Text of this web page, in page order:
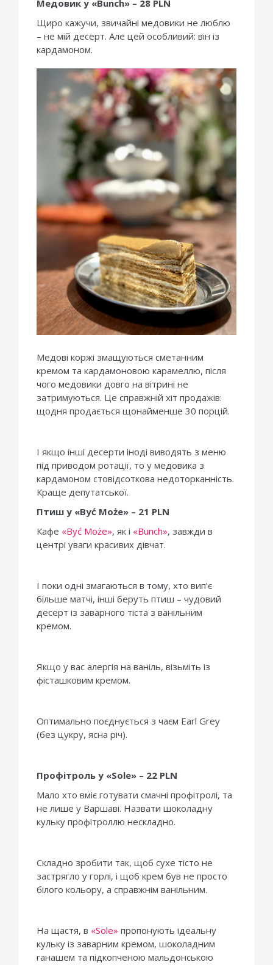
Медовик у «Bunch» – 28 PLN
Щиро кажучи, звичайні медовики не люблю
– не мій десерт. Але цей особливий: він із
кардамоном.
Медові коржі змащуються сметанним
кремом та кардамоновою карамеллю, після
чого медовики довго на вітрині не
затримуються. Це справжній хіт продажів:
щодня продається щонайменше 30 порцій.
І якщо інші десерти іноді виводять з меню
під приводом ротації, то у медовика з
кардамоном стовідсоткова недоторканність.
Краще депутатської.
Птиш у «Być Może» – 21 PLN
Кафе «Być Może», як і «Bunch», завжди в
центрі уваги красивих дівчат.
І поки одні змагаються в тому, хто вип’є
більше матчі, інші беруть птиш – чудовий
десерт із заварного тіста з ванільним
кремом.
Якщо у вас алергія на ваніль, візьміть із
фісташковим кремом.
Оптимально поєднується з чаєм Earl Grey
(без цукру, ясна річ).
Профітроль у «Sole» – 22 PLN
Мало хто вміє готувати смачні профітролі, та
не лише у Варшаві. Назвати шоколадну
кульку профітроллю нескладно.
Складно зробити так, щоб сухе тісто не
застрягло у горлі, і щоб крем був не просто
білого кольору, а справжнім ванільним.
На щастя, в «Sole» пропонують ідеальну
кульку із заварним кремом, шоколадним
ганашем та підкопченою мальдонською